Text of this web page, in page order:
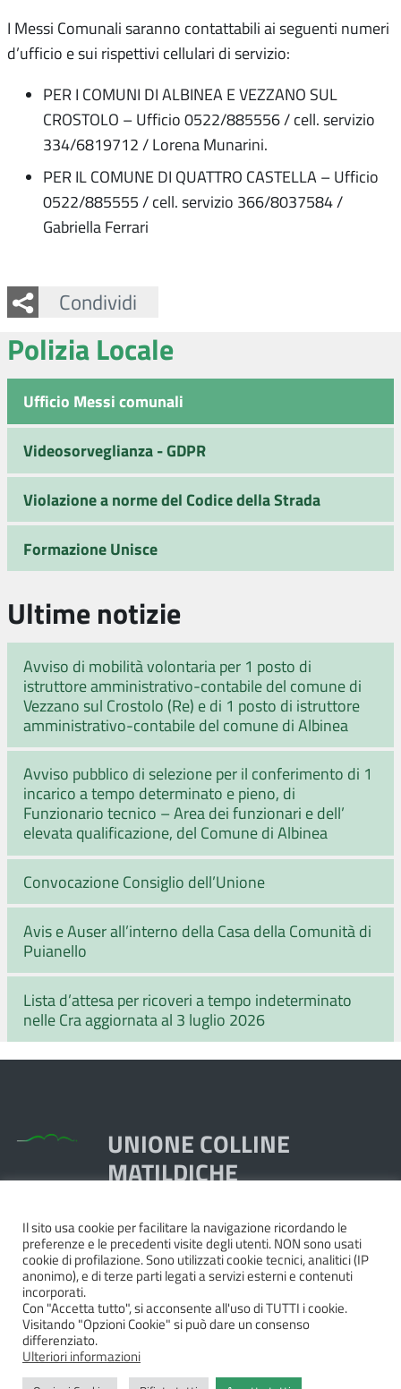
I Messi Comunali saranno contattabili ai seguenti numeri
d’ufficio e sui rispettivi cellulari di servizio:
PER I COMUNI DI ALBINEA E VEZZANO SUL
CROSTOLO – Ufficio 0522/885556 / cell. servizio
334/6819712 / Lorena Munarini.
PER IL COMUNE DI QUATTRO CASTELLA – Ufficio
0522/885555 / cell. servizio 366/8037584 /
Gabriella Ferrari
Condividi
Facebook
Twitter
Whatsapp
Polizia Locale
Ufficio Messi comunali
Videosorveglianza - GDPR
Violazione a norme del Codice della Strada
Formazione Unisce
Ultime notizie
Avviso di mobilità volontaria per 1 posto di
istruttore amministrativo-contabile del comune di
Vezzano sul Crostolo (Re) e di 1 posto di istruttore
amministrativo-contabile del comune di Albinea
Avviso pubblico di selezione per il conferimento di 1
incarico a tempo determinato e pieno, di
Funzionario tecnico – Area dei funzionari e dell’
elevata qualificazione, del Comune di Albinea
Convocazione Consiglio dell’Unione
Avis e Auser all’interno della Casa della Comunità di
Puianello
Lista d’attesa per ricoveri a tempo indeterminato
nelle Cra aggiornata al 3 luglio 2026
UNIONE COLLINE
MATILDICHE
Piazza Dante, 1,
42020 Quattro Castella RE
Tel. 0522.249211 - Fax 0522.249298
Pec:unione@pec.collinematildiche.it
P.IVA/cod.fisc. 02358290357
Il sito usa cookie per facilitare la navigazione ricordando le
preferenze e le precedenti visite degli utenti. NON sono usati
cookie di profilazione. Sono utilizzati cookie tecnici, analitici (IP
anonimo), e di terze parti legati a servizi esterni e contenuti
incorporati.
Con "Accetta tutto", si acconsente all'uso di TUTTI i cookie.
Visitando "Opzioni Cookie" si può dare un consenso
differenziato.
Ulteriori informazioni